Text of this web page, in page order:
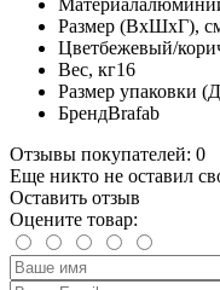
Материал
Размер (ВхШхГ),
Цветбежевый/
Вес, кг16
Размер упаковки
БрендBrafab
Отзывы покупателей: 0
Еще никто не оставил
Оставить отзыв
Оцените товар: